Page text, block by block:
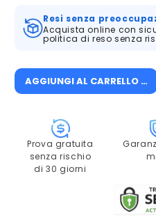
C2
C2
Resi senza
Acquista online con
politica di reso senza
AGGIUNGI AL CARRELLO -
Prova gratuita
senza rischio
di 30 giorni